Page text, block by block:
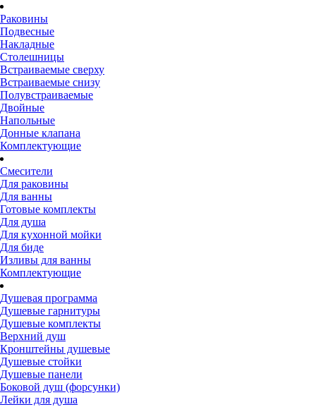
Раковины
Подвесные
Накладные
Столешницы
Встраиваемые сверху
Встраиваемые снизу
Полувстраиваемые
Двойные
Напольные
Донные клапана
Комплектующие
Смесители
Для раковины
Для ванны
Готовые комплекты
Для душа
Для кухонной мойки
Для биде
Изливы для ванны
Комплектующие
Душевая программа
Душевые гарнитуры
Душевые комплекты
Верхний душ
Кронштейны душевые
Душевые стойки
Душевые панели
Боковой душ (форсунки)
Лейки для душа